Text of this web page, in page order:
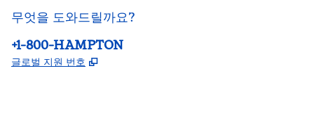
무엇을 도와드릴까요?
전화:
+1-800-HAMPTON
글로벌 지원 번호 ,